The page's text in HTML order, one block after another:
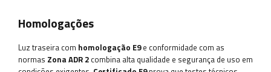
Homologações
Luz traseira com homologação E9 e conformidade com as
normas Zona ADR 2 combina alta qualidade e segurança de uso em